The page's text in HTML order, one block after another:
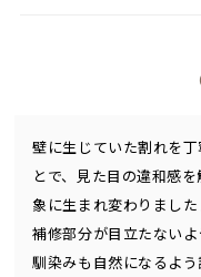
壁に生じていた割れを
とで、見た目の違和感
象に生まれ変わりました
補修部分が目立たない
馴染みも自然になるよ